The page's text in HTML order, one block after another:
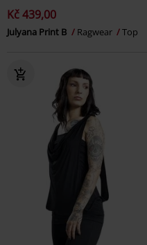
Kč 439,00
Julyana Print B Ragwear Top